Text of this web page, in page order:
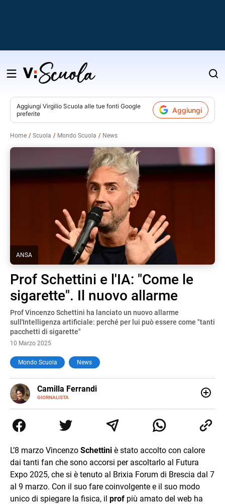
Salta
contenuto
Aggiungi Virgilio Scuola alle tue fonti Google
preferite
Aggiungi
Home Scuola Mondo Scuola News
ANSA
Prof Schettini e l'IA: "Come le
sigarette". Il nuovo allarme
Prof Vincenzo Schettini ha lanciato un nuovo allarme
sull'Intelligenza artificiale: perché per lui può essere come "tanti
pacchetti di sigarette"
10 Marzo 2025
Mondo Scuola News
Camilla Ferrandi
GIORNALISTA
E-
MAIL
LINKEDIN
di trasformare la passione per la scrittura in un lavoro, e
da lì non mi sono più fermata. L’attualità è il mio pane
mente.
L’8 marzo Vincenzo Schettini è stato accolto con calore
dai tanti fan che sono accorsi per ascoltarlo al Futura
Expo 2025, che si è tenuto al Brixia Forum di Brescia dal 7
al 9 marzo. Con il suo fare coinvolgente e il suo modo
unico di spiegare la fisica, il prof più amato del web ha